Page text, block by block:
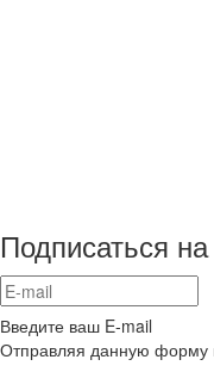
Подписаться
Введите ваш E-mail
Отправляя данную форму